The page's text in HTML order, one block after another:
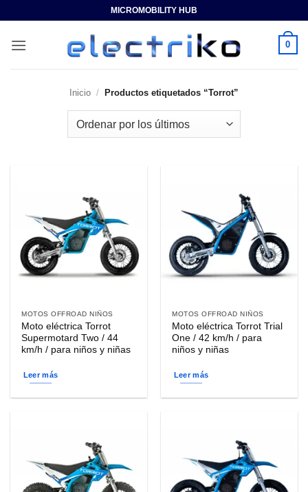
contenido
MICROMOBILITY HUB
0
Inicio / Productos etiquetados “Torrot”
MOTOS OFFROAD NIÑOS
Moto eléctrica Torrot
Supermotard Two / 44
km/h / para niños y niñas
Leer más
MOTOS OFFROAD NIÑOS
Moto eléctrica Torrot Trial
One / 42 km/h / para
niños y niñas
Leer más